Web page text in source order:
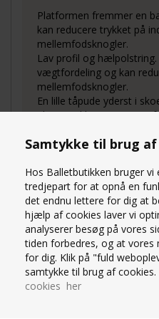
Samtykke til brug
Hos Balletbutikken bruger
tredjepart for at opnå en
det endnu lettere for dig at
hjælp af cookies laver vi
analyserer besøg på vores
tiden forbedres, og at vores
for dig. Klik på "fuld
samtykke til brug af cookies.
cookies her
Platformen fremmer en
kan reducere trykket på
mellemfodsknogler.
Lav profil og
vægtfordeling og kan
mellemfodsknogler.
En lille tåpude yderst i
plus en sikker og tæt
har fødder der stadig
føle, at de kan stå på
buede læst og stivheden
svangen, hvilket
mod skader.
European balance skoen
kanten
Få mere med, når du
Balletbutikken